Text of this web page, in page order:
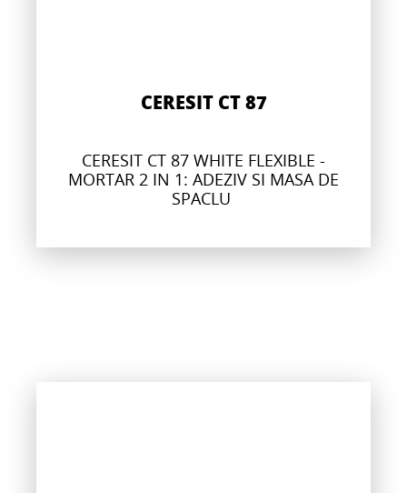
CERESIT CT 87
CERESIT CT 87 WHITE FLEXIBLE -
MORTAR 2 IN 1: ADEZIV SI MASA DE
SPACLU